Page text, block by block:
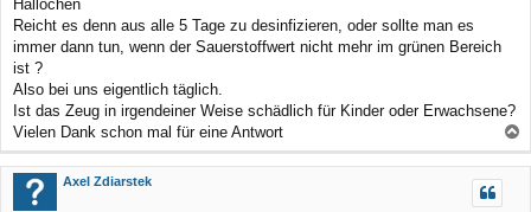
i
t
r
a
Hallöchen
Reicht es denn aus alle 5 Tage zu desinfizieren, oder sollte man es
immer dann tun, wenn der Sauerstoffwert nicht mehr im grünen Bereich
ist ?
Also bei uns eigentlich täglich.
Ist das Zeug in irgendeiner Weise schädlich für Kinder oder Erwachsene?
Vielen Dank schon mal für eine Antwort
a
Axel Zdiarstek